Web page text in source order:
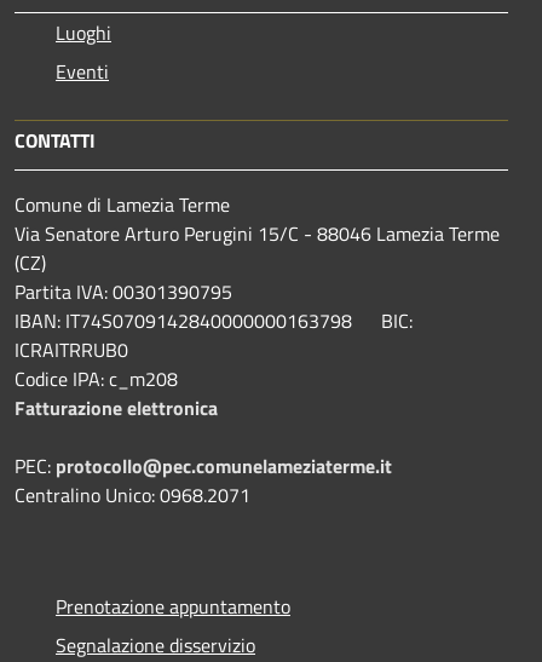
Luoghi
Eventi
CONTATTI
Comune di Lamezia Terme
Via Senatore Arturo Perugini 15/C - 88046 Lamezia Terme
(CZ)
Partita IVA: 00301390795
IBAN: IT74S0709142840000000163798 BIC:
ICRAITRRUB0
Codice IPA: c_m208
Fatturazione elettronica
PEC: protocollo@pec.comunelameziaterme.it
Centralino Unico: 0968.2071
Prenotazione appuntamento
Segnalazione disservizio